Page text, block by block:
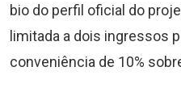
bio do perfil oficial do
limitada a dois ingressos
conveniência de 10%